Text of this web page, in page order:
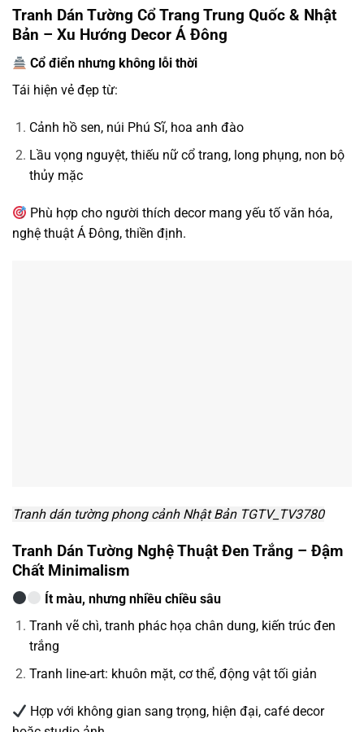
Tranh Dán Tường Cổ Trang Trung Quốc & Nhật
Bản – Xu Hướng Decor Á Đông
Cổ điển nhưng không lỗi thời
Tái hiện vẻ đẹp từ:
Cảnh hồ sen, núi Phú Sĩ, hoa anh đào
Lầu vọng nguyệt, thiếu nữ cổ trang, long phụng, non bộ
thủy mặc
Phù hợp cho người thích decor mang yếu tố văn hóa,
nghệ thuật Á Đông, thiền định.
Tranh dán tường phong cảnh Nhật Bản TGTV_TV3780
Tranh Dán Tường Nghệ Thuật Đen Trắng – Đậm
Chất Minimalism
Ít màu, nhưng nhiều chiều sâu
Tranh vẽ chì, tranh phác họa chân dung, kiến trúc đen
trắng
Tranh line-art: khuôn mặt, cơ thể, động vật tối giản
Hợp với không gian sang trọng, hiện đại, café decor